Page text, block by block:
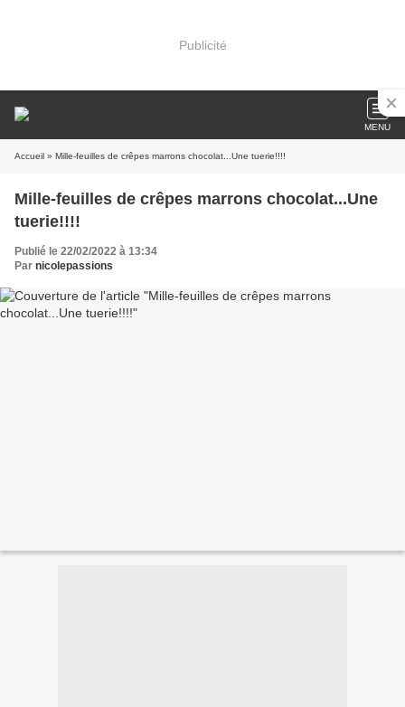
Publicité
MENU
Accueil » Mille-feuilles de crêpes marrons chocolat...Une tuerie!!!!
Mille-feuilles de crêpes marrons chocolat...Une
tuerie!!!!
Publié le 22/02/2022 à 13:34
Par nicolepassions